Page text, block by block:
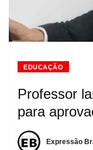
EDUCAÇÃO
Professor
para
Expressão